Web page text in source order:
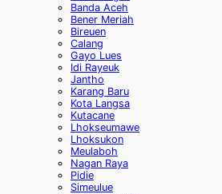
Banda Aceh
Bener Meriah
Bireuen
Calang
Gayo Lues
Idi Rayeuk
Jantho
Karang Baru
Kota Langsa
Kutacane
Lhokseumawe
Lhoksukon
Meulaboh
Nagan Raya
Pidie
Simeulue